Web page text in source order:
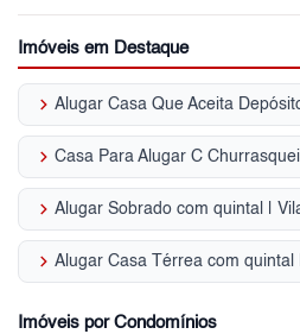
Imóveis em Destaque
keyboard_arrow_right
keyboard_arrow_right
keyboard_arrow_right Alugar Sobrado com quintal |
keyboard_arrow_right Alugar Casa Térrea com quintal
Imóveis por Condomínios